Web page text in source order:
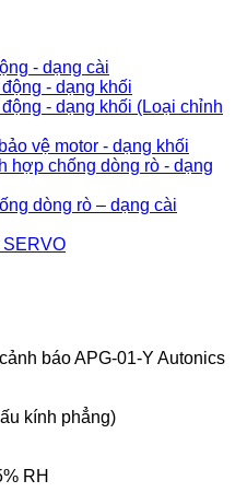
- dạng cài
- dạng khối
- dạng khối (Loại chỉnh
vệ motor - dạng khối
hợp chống dòng rò - dạng
dòng rò – dạng cài
SERVO
báo APG-01-Y Autonics
kính phẳng)
RH